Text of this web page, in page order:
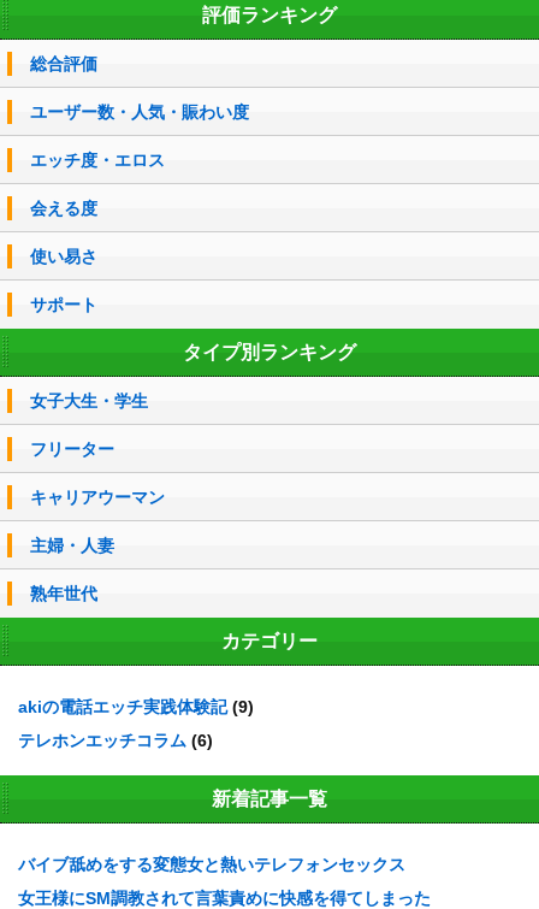
評価ランキング
総合評価
ユーザー数・人気・賑わい度
エッチ度・エロス
会える度
使い易さ
サポート
タイプ別ランキング
女子大生・学生
フリーター
キャリアウーマン
主婦・人妻
熟年世代
カテゴリー
akiの電話エッチ実践体験記(9)
テレホンエッチコラム (6)
新着記事一覧
バイブ舐めをする変態女と熱いテレフォンセックス
女王様にSM調教されて言葉責めに快感を得てしまった